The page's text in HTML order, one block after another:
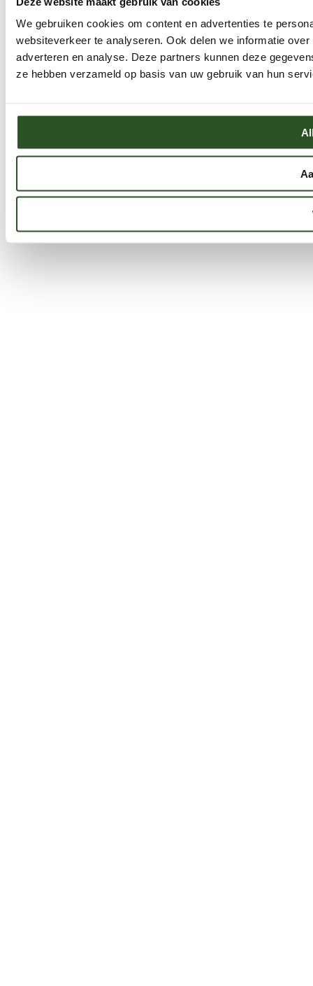
We gebruiken cookies om content en advertenties te
websiteverkeer te analyseren. Ook delen we informatie
adverteren en analyse. Deze partners kunnen deze
ze hebben verzameld op basis van uw gebruik van hun